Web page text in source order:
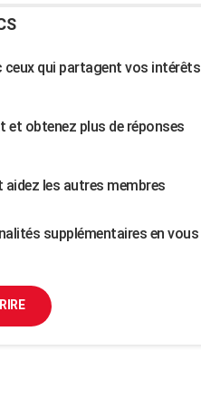
qui partagent vos intérêts
obtenez plus de réponses
les autres membres
supplémentaires en vous